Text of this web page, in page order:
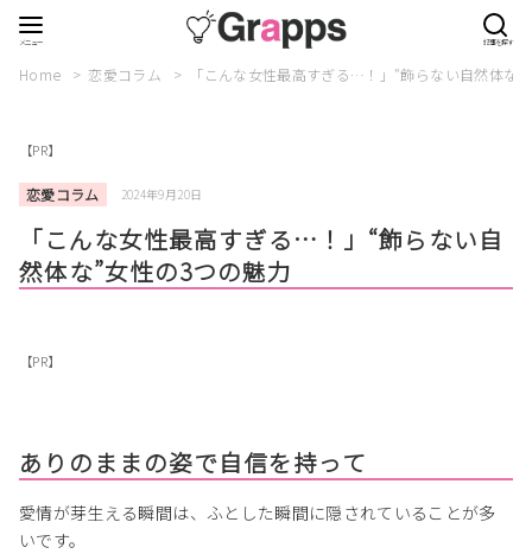
Home 恋愛コラム 「こんな女性最高すぎる…！」“飾らない自然体な”
【PR】
恋愛コラム 2024年9月20日
「こんな女性最高すぎる…！」“飾らない自
然体な”女性の3つの魅力
【PR】
ありのままの姿で自信を持って
愛情が芽生える瞬間は、ふとした瞬間に隠されていることが多
いです。